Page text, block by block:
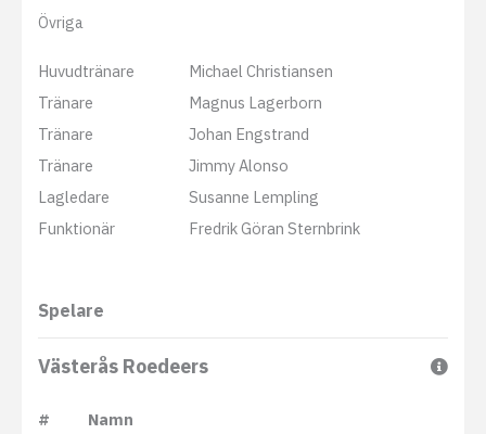
Övriga
Huvudtränare
Michael Christiansen
Tränare
Magnus Lagerborn
Tränare
Johan Engstrand
Tränare
Jimmy Alonso
Lagledare
Susanne Lempling
Funktionär
Fredrik Göran Sternbrink
Spelare
Västerås Roedeers
#
Namn